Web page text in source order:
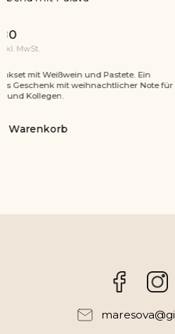
€29,50 inkl. MwSt.
In den Warenkorb
Entdecken Sie ein
Eleganz und Charme durch den
das Geschenkset „Nächste Runde“! Stellen Sie sich
Momente vor, in denen Sie...
Facebook
maresova@